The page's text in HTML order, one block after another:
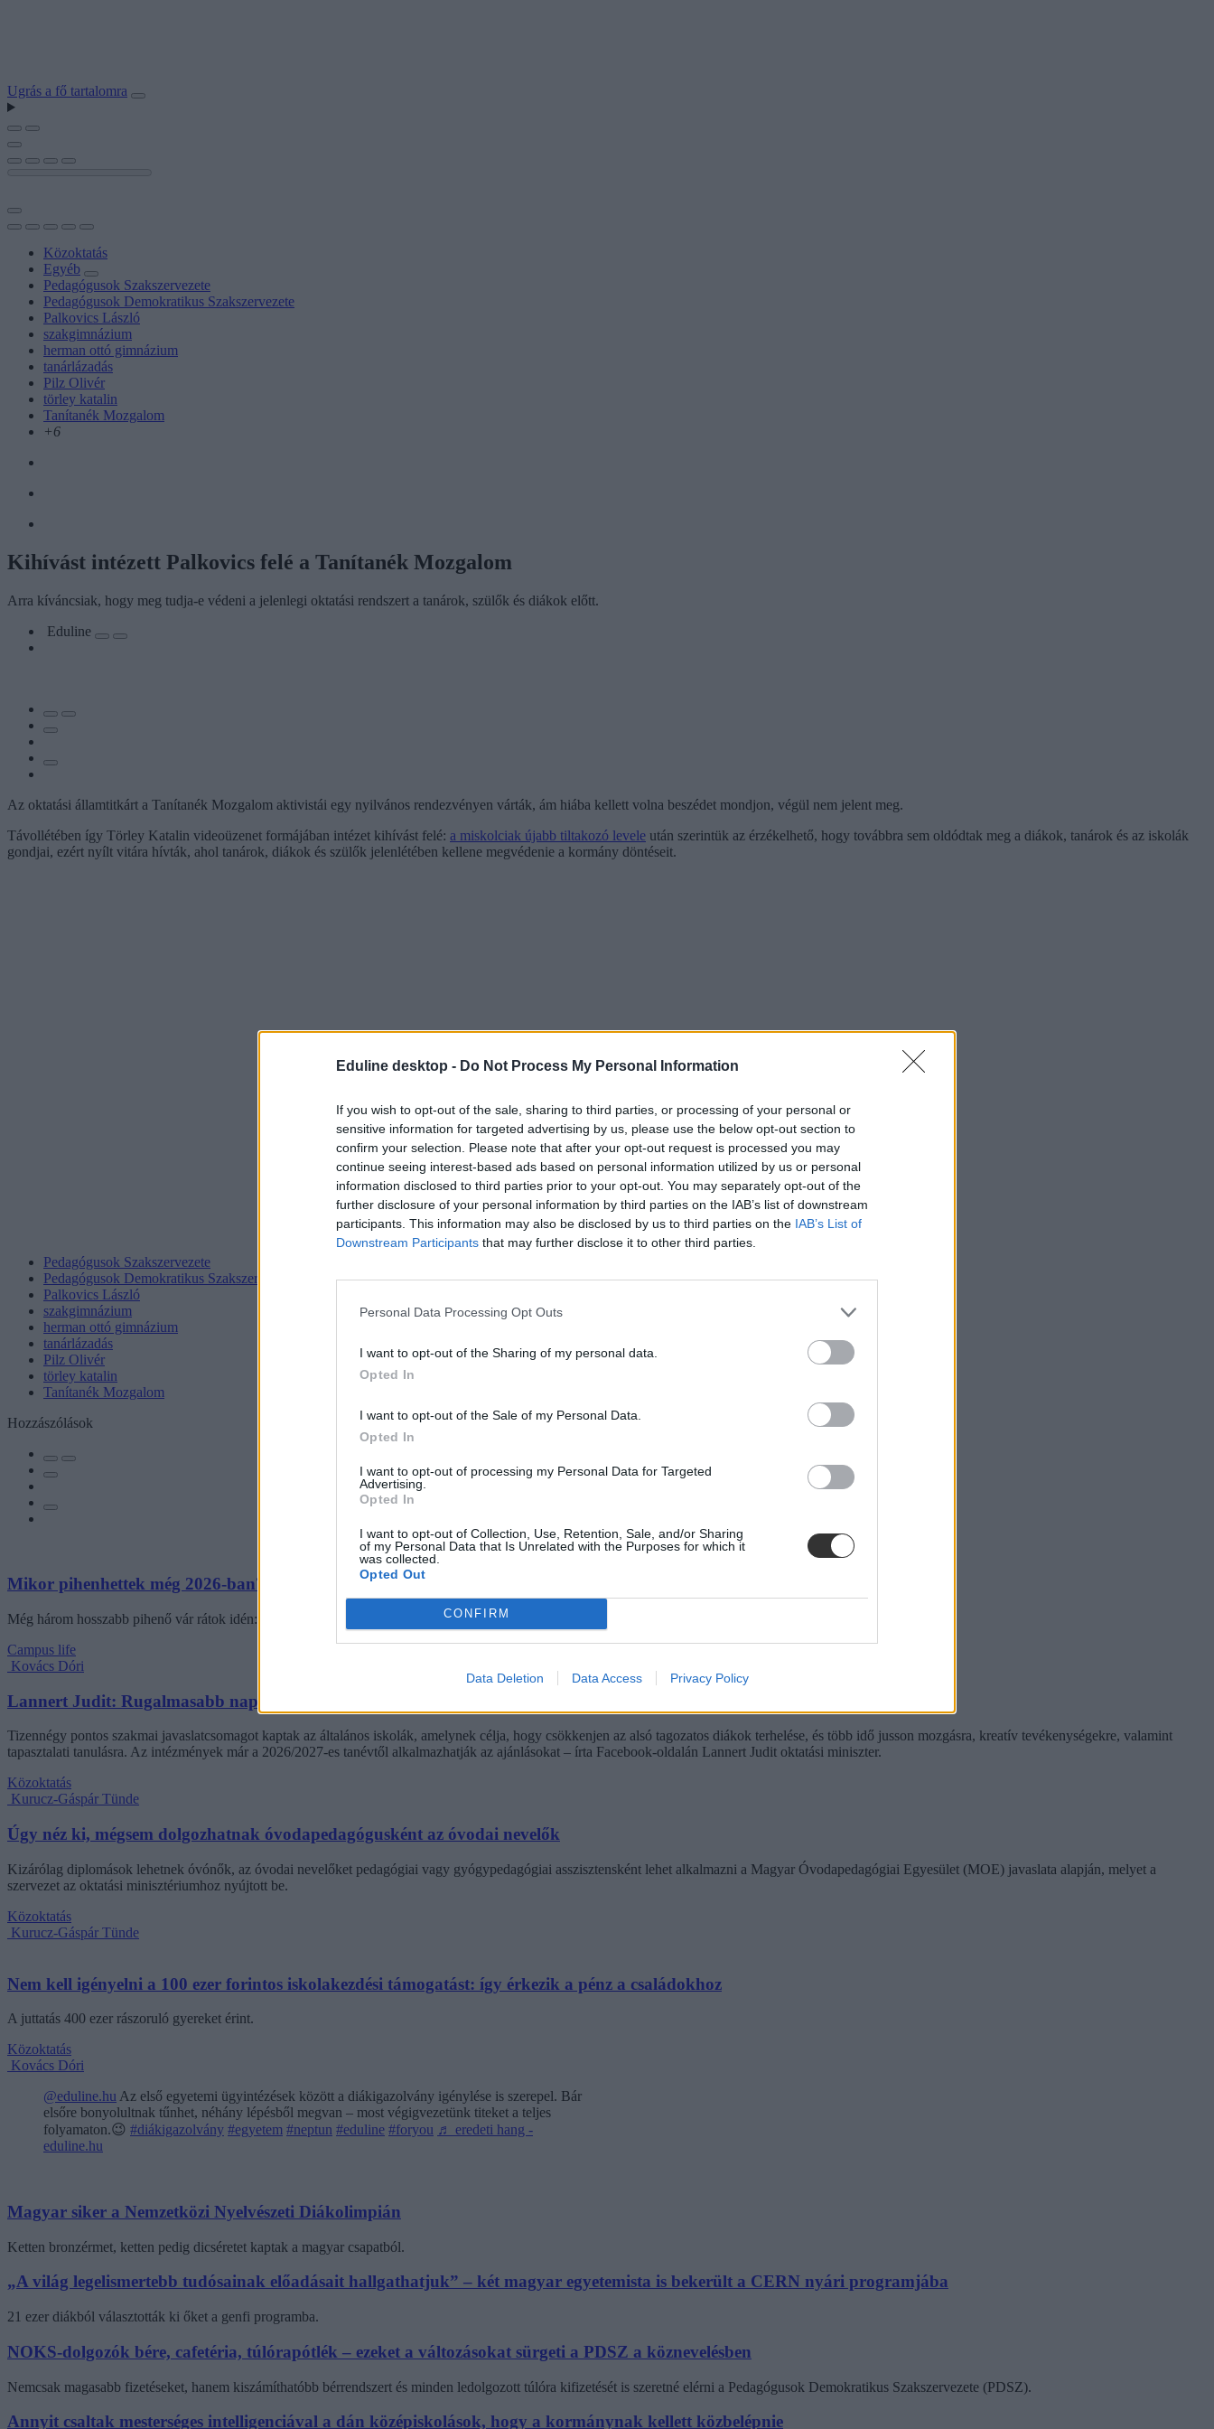
Eduline desktop - Do Not Process My Personal Information
If you wish to opt-out of the sale, sharing to third parties, or processing of your personal or
sensitive information for targeted advertising by us, please use the below opt-out section to
confirm your selection. Please note that after your opt-out request is processed you may
continue seeing interest-based ads based on personal information utilized by us or personal
information disclosed to third parties prior to your opt-out. You may separately opt-out of the
further disclosure of your personal information by third parties on the IAB’s list of downstream
participants. This information may also be disclosed by us to third parties on the IAB’s List of
Downstream Participants that may further disclose it to other third parties.
Personal Data Processing Opt Outs
I want to opt-out of the Sharing of my personal data.
Opted In
I want to opt-out of the Sale of my Personal Data.
Opted In
I want to opt-out of processing my Personal Data for Targeted
Advertising.
Opted In
I want to opt-out of Collection, Use, Retention, Sale, and/or Sharing
of my Personal Data that Is Unrelated with the Purposes for which it
was collected.
Opted Out
CONFIRM
Data Deletion Data Access Privacy Policy
Ugrás a fő tartalomra
Közoktatás
Egyéb
Pedagógusok Szakszervezete
Pedagógusok Demokratikus Szakszervezete
Palkovics László
szakgimnázium
herman ottó gimnázium
tanárlázadás
Pilz Olivér
törley katalin
Tanítanék Mozgalom
+6
Kihívást intézett Palkovics felé a Tanítanék Mozgalom
Arra kíváncsiak, hogy meg tudja-e védeni a jelenlegi oktatási rendszert a tanárok, szülők és diákok előtt.
Eduline
Az oktatási államtitkárt a Tanítanék Mozgalom aktivistái egy nyilvános rendezvényen várták, ám hiába kellett volna beszédet mondjon, végül nem jelent meg.
Távollétében így Törley Katalin videoüzenet formájában intézet kihívást felé: a miskolciak újabb tiltakozó levele után szerintük az érzékelhető, hogy továbbra sem oldódtak meg a diákok, tanárok és az iskolák
gondjai, ezért nyílt vitára hívták, ahol tanárok, diákok és szülők jelenlétében kellene megvédenie a kormány döntéseit.
Pedagógusok Szakszervezete
Pedagógusok Demokratikus Szakszervezete
Palkovics László
szakgimnázium
herman ottó gimnázium
tanárlázadás
Pilz Olivér
törley katalin
Tanítanék Mozgalom
Hozzászólások
Mikor pihenhettek még 2026-ban? Itt van az összes hosszú hétvége és tanítási szünet
Még három hosszabb pihenő vár rátok idén: mutatjuk a dátumokat.
Campus life
Kovács Dóri
Lannert Judit: Rugalmasabb napkezdés, hosszabb szünetek és több mozgás jöhet az alsó tagozatokban szeptembertől
Tizennégy pontos szakmai javaslatcsomagot kaptak az általános iskolák, amelynek célja, hogy csökkenjen az alsó tagozatos diákok terhelése, és több idő jusson mozgásra, kreatív tevékenységekre, valamint
tapasztalati tanulásra. Az intézmények már a 2026/2027-es tanévtől alkalmazhatják az ajánlásokat – írta Facebook-oldalán Lannert Judit oktatási miniszter.
Közoktatás
Kurucz-Gáspár Tünde
Úgy néz ki, mégsem dolgozhatnak óvodapedagógusként az óvodai nevelők
Kizárólag diplomások lehetnek óvónők, az óvodai nevelőket pedagógiai vagy gyógypedagógiai asszisztensként lehet alkalmazni a Magyar Óvodapedagógiai Egyesület (MOE) javaslata alapján, melyet a
szervezet az oktatási minisztériumhoz nyújtott be.
Közoktatás
Kurucz-Gáspár Tünde
Nem kell igényelni a 100 ezer forintos iskolakezdési támogatást: így érkezik a pénz a családokhoz
A juttatás 400 ezer rászoruló gyereket érint.
Közoktatás
Kovács Dóri
@eduline.hu Az első egyetemi ügyintézések között a diákigazolvány igénylése is szerepel. Bár
elsőre bonyolultnak tűnhet, néhány lépésből megvan – most végigvezetünk titeket a teljes
folyamaton.😉 #diákigazolvány #egyetem #neptun #eduline #foryou ♬ eredeti hang -
eduline.hu
Magyar siker a Nemzetközi Nyelvészeti Diákolimpián
Ketten bronzérmet, ketten pedig dicséretet kaptak a magyar csapatból.
„A világ legelismertebb tudósainak előadásait hallgathatjuk” – két magyar egyetemista is bekerült a CERN nyári programjába
21 ezer diákból választották ki őket a genfi programba.
NOKS-dolgozók bére, cafetéria, túlórapótlék – ezeket a változásokat sürgeti a PDSZ a köznevelésben
Nemcsak magasabb fizetéseket, hanem kiszámíthatóbb bérrendszert és minden ledolgozott túlóra kifizetését is szeretné elérni a Pedagógusok Demokratikus Szakszervezete (PDSZ).
Annyit csaltak mesterséges intelligenciával a dán középiskolások, hogy a kormánynak kellett közbelépnie